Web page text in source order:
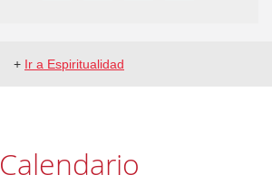
+ Ir a Espiritualidad
Calendario